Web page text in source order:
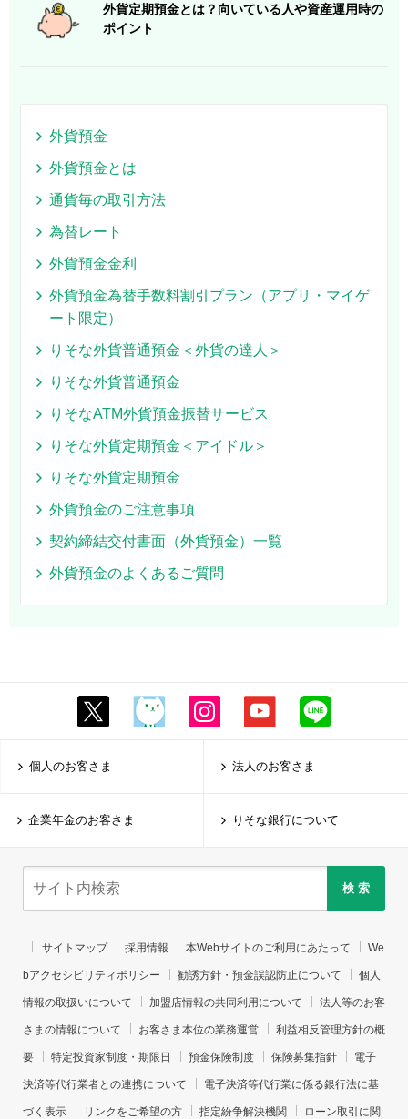
外貨定期預金とは？向いている人や資産運用時の
ポイント
外貨預金
外貨預金とは
通貨毎の取引方法
為替レート
外貨預金金利
外貨預金為替手数料割引プラン（アプリ・マイゲ
ート限定）
りそな外貨普通預金＜外貨の達人＞
りそな外貨普通預金
りそなATM外貨預金振替サービス
りそな外貨定期預金＜アイドル＞
りそな外貨定期預金
外貨預金のご注意事項
契約締結交付書面（外貨預金）一覧
外貨預金のよくあるご質問
個人のお客さま 法人のお客さま
企業年金のお客さま りそな銀行について
検 索
サイトマップ 採用情報 本Webサイトのご利用にあたって We
bアクセシビリティポリシー 勧誘方針・預金誤認防止について 個人
情報の取扱いについて 加盟店情報の共同利用について 法人等のお客
さまの情報について お客さま本位の業務運営 利益相反管理方針の概
要 特定投資家制度・期限日 預金保険制度 保険募集指針 電子
決済等代行業者との連携について 電子決済等代行業に係る銀行法に基
づく表示 リンクをご希望の方 指定紛争解決機関 ローン取引に関